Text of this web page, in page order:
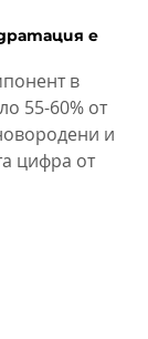
е
в
55-60% от
и
цифра от